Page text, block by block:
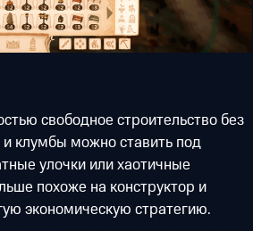
свободное строительство без
клумбы можно ставить под
улочки или хаотичные
похоже на конструктор и
экономическую стратегию.